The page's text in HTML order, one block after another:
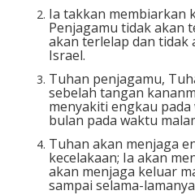
Ia takkan membiarkan
Penjagamu tidak akan
akan terlelap dan tidak
Israel.
Tuhan penjagamu,
sebelah tangan
menyakiti engkau
bulan pada waktu
Tuhan akan menjaga
kecelakaan; Ia akan
akan menjaga keluar
sampai selama-